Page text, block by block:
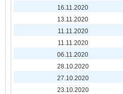
16.11.2020
13.11.2020
11.11.2020
11.11.2020
06.11.2020
28.10.2020
27.10.2020
23.10.2020